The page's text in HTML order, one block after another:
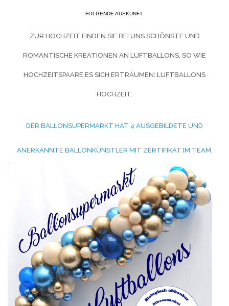
FOLGENDE AUSKUNFT.
ZUR HOCHZEIT FINDEN SIE BEI UNS SCHÖNSTE UND
ROMANTISCHE KREATIONEN AN LUFTBALLONS, SO WIE
HOCHZEITSPAARE ES SICH ERTRÄUMEN: LUFTBALLONS
HOCHZEIT.
DER BALLONSUPERMARKT HAT 4 AUSGEBILDETE UND
ANERKANNTE BALLONKÜNSTLER MIT ZERTIFIKAT IM TEAM.